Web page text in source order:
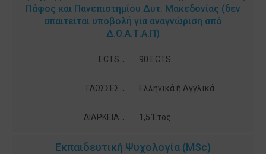
Πάφος και Πανεπιστημίου Δυτ. Μακεδονίας (δεν
απαιτείται υποβολή για αναγνώριση από
Δ.Ο.Α.Τ.Α.Π)
ECTS : 90 ECTS
ΓΛΩΣΣΕΣ : Ελληνικά ή Αγγλικά
ΔΙΑΡΚΕΙΑ : 1,5 Έτος
Εκπαιδευτική Ψυχολογία (MSc)